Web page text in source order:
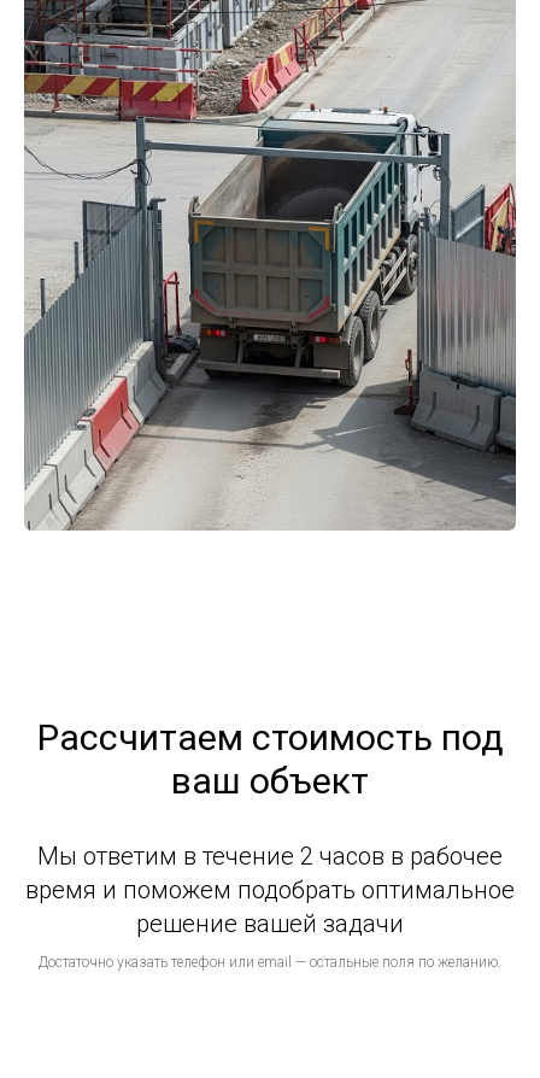
Рассчитаем стоимость под
ваш объект
Мы ответим в течение 2 часов в рабочее
время и поможем подобрать оптимальное
решение вашей задачи
Достаточно указать телефон или email — остальные поля по желанию.